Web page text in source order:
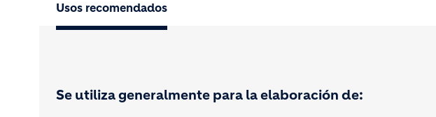
Usos recomendados
Se utiliza generalmente para la elaboración de: